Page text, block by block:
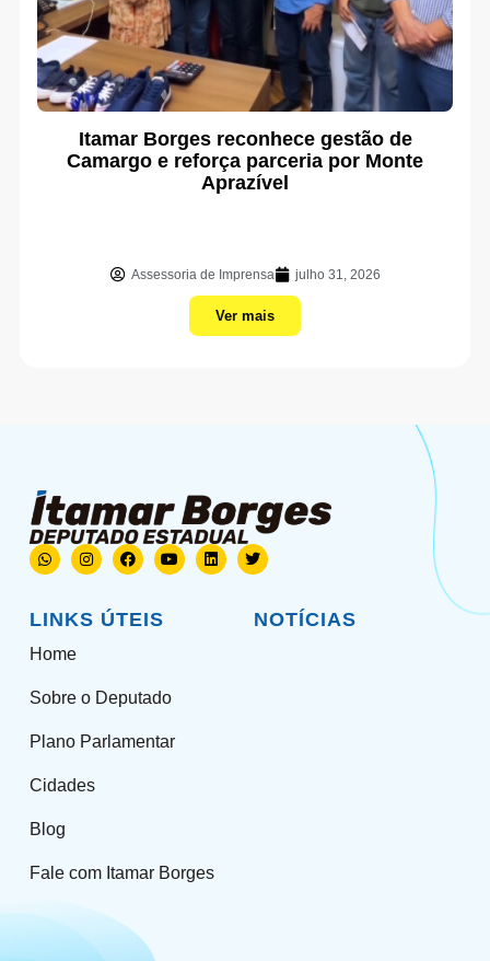
Itamar Borges reconhece gestão de
Camargo e reforça parceria por Monte
Aprazível
Assessoria de Imprensa julho 31, 2026
Ver mais
LINKS ÚTEIS
Home
Sobre o Deputado
Plano Parlamentar
Cidades
Blog
Fale com Itamar Borges
NOTÍCIAS